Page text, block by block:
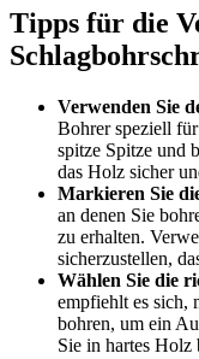
Tipps für die
Verwenden Sie
Bohrer speziell
spitze Spitze und
das Holz sicher
Markieren Sie
an denen Sie
zu erhalten.
sicherzustellen,
Wählen Sie die
empfiehlt es sich,
bohren, um ein
Sie in hartes Holz